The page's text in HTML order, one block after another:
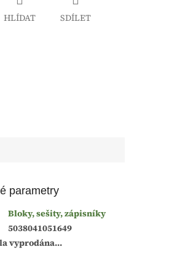
HLÍDAT SDÍLET
parametry
Bloky, sešity, zápisníky
5038041051649
vyprodána…